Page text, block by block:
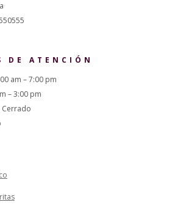
DE ATENCIÓN
am – 7:00 pm
– 3:00 pm
Cerrado